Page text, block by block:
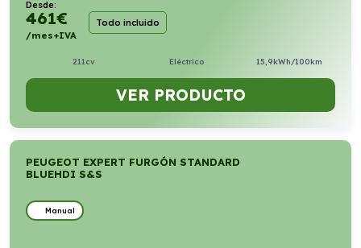
Desde:
461€
/mes+IVA
Todo incluido
211cv Eléctrico 15,9kWh/100km
VER PRODUCTO
PEUGEOT EXPERT FURGÓN STANDARD
BLUEHDI S&S
Manual